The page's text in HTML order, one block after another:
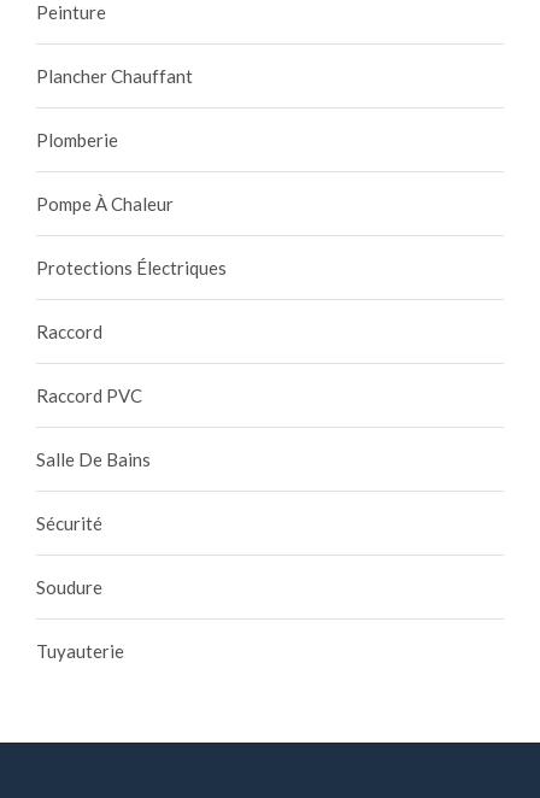
Peinture
Plancher Chauffant
Plomberie
Pompe À Chaleur
Protections Électriques
Raccord
Raccord PVC
Salle De Bains
Sécurité
Soudure
Tuyauterie